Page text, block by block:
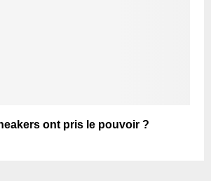
ont pris le pouvoir ?